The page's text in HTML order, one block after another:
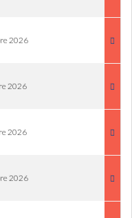
2026
2026
2026
2026